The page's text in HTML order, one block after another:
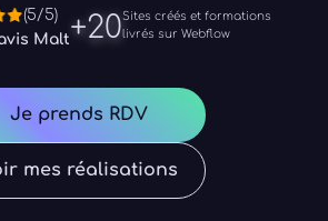
(5/5)
Malt+20Sites créés et formations
livrés sur Webflow
Je prends RDV
mes réalisations